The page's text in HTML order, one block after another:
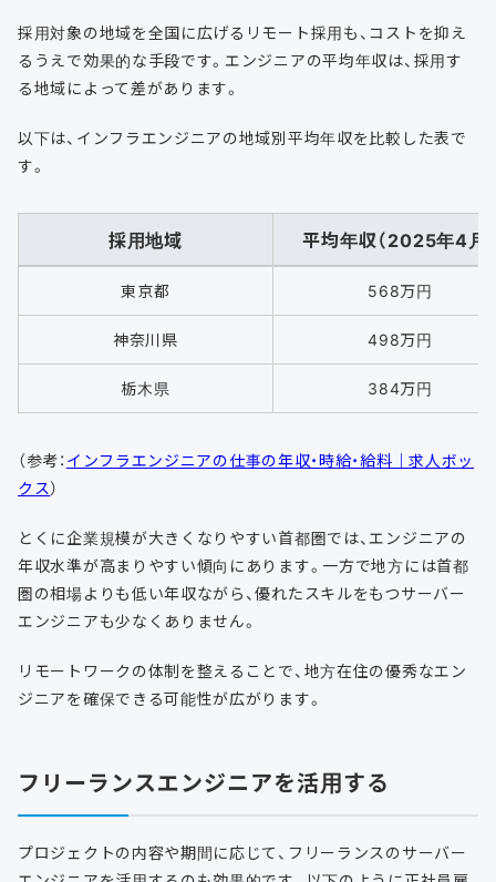
採用対象の地域を全国に広げるリモート採用も、コストを抑え
るうえで効果的な手段です。エンジニアの平均年収は、採用す
る地域によって差があります。
以下は、インフラエンジニアの地域別平均年収を比較した表で
す。
採用地域 平均年収（2025年4月
東京都 568万円
神奈川県 498万円
栃木県 384万円
（参考： インフラエンジニアの仕事の年収・時給・給料｜求人ボッ
クス）
とくに企業規模が大きくなりやすい首都圏では、エンジニアの
年収水準が高まりやすい傾向にあります。一方で地方には首都
圏の相場よりも低い年収ながら、優れたスキルをもつサーバー
エンジニアも少なくありません。
リモートワークの体制を整えることで、地方在住の優秀なエン
ジニアを確保できる可能性が広がります。
フリーランスエンジニアを活用する
プロジェクトの内容や期間に応じて、フリーランスのサーバー